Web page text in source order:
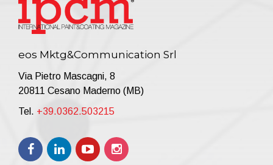
eos Mktg&Communication Srl
Via Pietro Mascagni, 8
20811 Cesano Maderno (MB)
Tel. +39.0362.503215